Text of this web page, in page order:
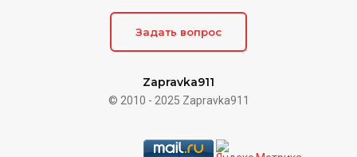
Zapravka911
© 2010 - 2025 Zapravka911
Задать вопрос